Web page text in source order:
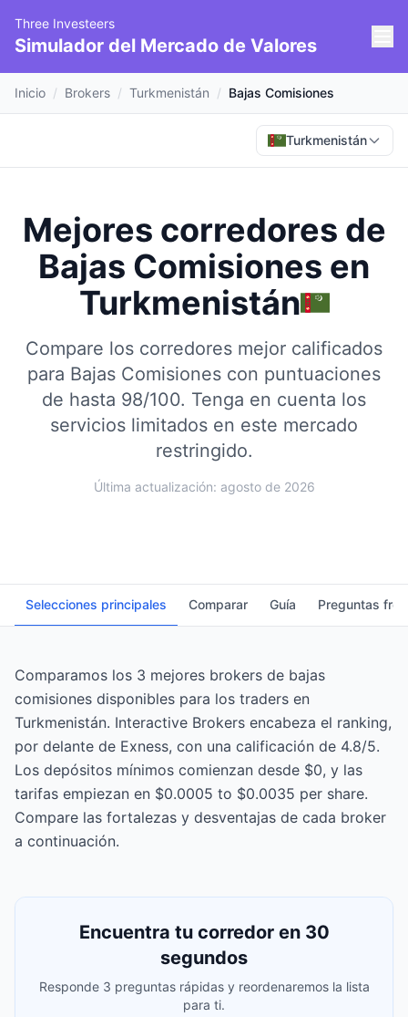
Three Investeers
Simulador del Mercado de Valores
Inicio / Brokers / Turkmenistán / Bajas Comisiones
Turkmenistán
Mejores corredores de
Bajas Comisiones en
Turkmenistán
Compare los corredores mejor calificados
para Bajas Comisiones con puntuaciones
de hasta 98/100. Tenga en cuenta los
servicios limitados en este mercado
restringido.
Última actualización: agosto de 2026
Selecciones principales Comparar Guía Preguntas
Comparamos los 3 mejores brokers de bajas
comisiones disponibles para los traders en
Turkmenistán. Interactive Brokers encabeza el ranking,
por delante de Exness, con una calificación de 4.8/5.
Los depósitos mínimos comienzan desde $0, y las
tarifas empiezan en $0.0005 to $0.0035 per share.
Compare las fortalezas y desventajas de cada broker
a continuación.
Encuentra tu corredor en 30
segundos
Responde 3 preguntas rápidas y reordenaremos la lista
para ti.